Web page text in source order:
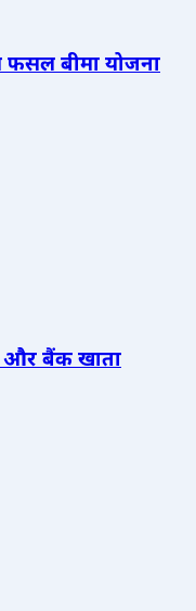
बीमा योजना
और बैंक खाता